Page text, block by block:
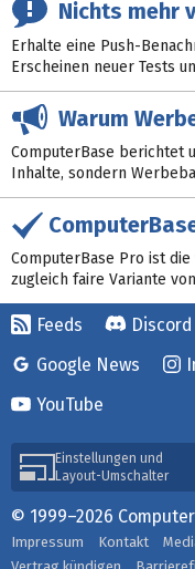
Nichts mehr
Erhalte eine Push-
Erscheinen neuer Tests
Warum
ComputerBase berichtet
Inhalte, sondern
ComputerBase Pro ist
zugleich faire Variante
Feeds Discord
Google News
YouTube
Einstellungen und
Layout-Umschalter
© 1999–2026
Impressum Kontakt